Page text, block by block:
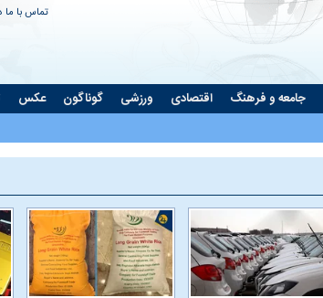
تماس با ما
جامعه و فرهنگ اقتصادی ورزشی گوناگون عکس